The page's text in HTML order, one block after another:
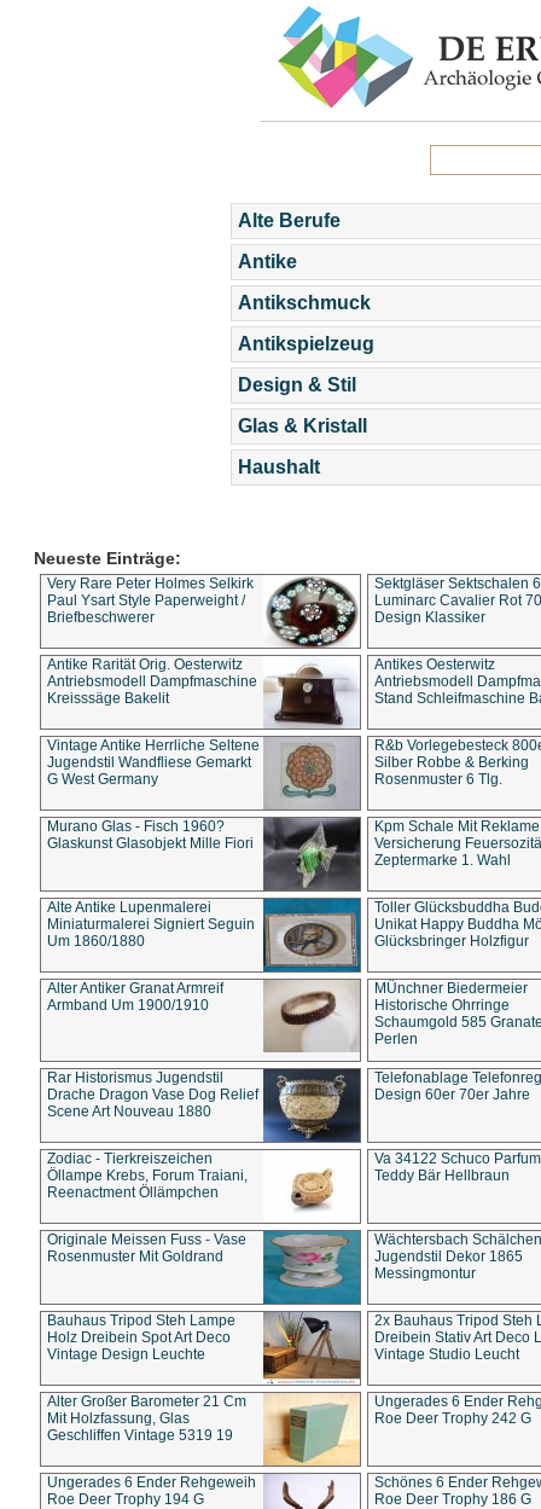
Alte Berufe
Antike
Antikschmuck
Antikspielzeug
Design & Stil
Glas & Kristall
Haushalt
Neueste Einträge:
Very Rare Peter Holmes Selkirk
Paul Ysart Style Paperweight /
Briefbeschwerer
Sektgläser Sektschalen
Luminarc Cavalier Rot
Design Klassiker
Antike Rarität Orig. Oesterwitz
Antriebsmodell Dampfmaschine
Kreisssäge Bakelit
Antikes Oesterwitz
Antriebsmodell
Stand Schleifmaschine
Vintage Antike Herrliche Seltene
Jugendstil Wandfliese Gemarkt
G West Germany
R&b Vorlegebesteck
Silber Robbe & Berking
Rosenmuster 6 Tlg.
Murano Glas - Fisch 1960?
Glaskunst Glasobjekt Mille Fiori
Kpm Schale Mit Reklame
Versicherung
Zeptermarke 1. Wahl
Alte Antike Lupenmalerei
Miniaturmalerei Signiert Seguin
Um 1860/1880
Toller Glücksbuddha
Unikat Happy Buddha
Glücksbringer Holzfigur
Alter Antiker Granat Armreif
Armband Um 1900/1910
MÜnchner Biedermeier
Historische Ohrringe
Schaumgold 585
Perlen
Rar Historismus Jugendstil
Drache Dragon Vase Dog Relief
Scene Art Nouveau 1880
Telefonablage
Design 60er 70er Jahre
Zodiac - Tierkreiszeichen
Öllampe Krebs, Forum Traiani,
Reenactment Öllämpchen
Va 34122 Schuco
Teddy Bär Hellbraun
Originale Meissen Fuss - Vase
Rosenmuster Mit Goldrand
Wächtersbach Schälchen
Jugendstil Dekor 1865
Messingmontur
Bauhaus Tripod Steh Lampe
Holz Dreibein Spot Art Deco
Vintage Design Leuchte
2x Bauhaus Tripod Steh
Dreibein Stativ Art Deco
Vintage Studio Leucht
Alter Großer Barometer 21 Cm
Mit Holzfassung, Glas
Geschliffen Vintage 5319 19
Ungerades 6 Ender
Roe Deer Trophy 242 G
Ungerades 6 Ender Rehgeweih
Roe Deer Trophy 194 G
Schönes 6 Ender
Roe Deer Trophy 186 G